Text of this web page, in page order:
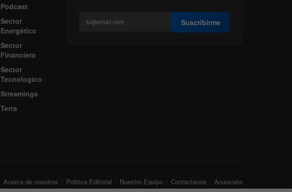
Podcast
Sector
Energético
Sector
Financiero
Sector
Tecnologico
Streamings
Terra
Suscribirme
Acerca de nosotros Politica Editorial Nuestro Equipo Contactanos Anunciate